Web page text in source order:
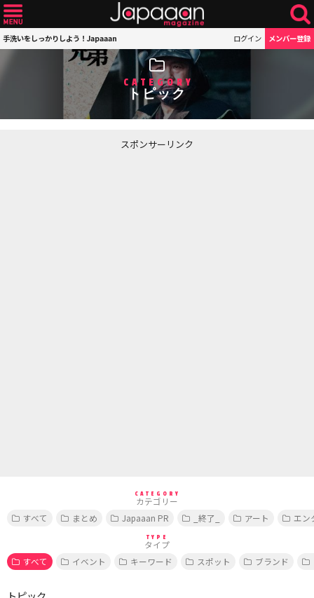
手洗いをしっかりしよう！Japaaan ログイン メンバー登録
CATEGORY
トピック
スポンサーリンク
CATEGORY
カテゴリー
すべて
まとめ Japaaan PR _終了_ アート エン
TYPE
タイプ
すべて
イベント キーワード スポット ブランド